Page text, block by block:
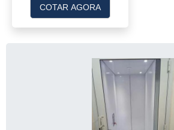
COTAR AGORA